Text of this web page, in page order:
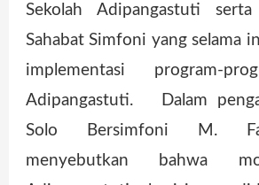
Sekolah Adipangastuti
Sahabat Simfoni yang selama
implementasi program-
Adipangastuti. Dalam
Solo Bersimfoni M.
menyebutkan bahwa